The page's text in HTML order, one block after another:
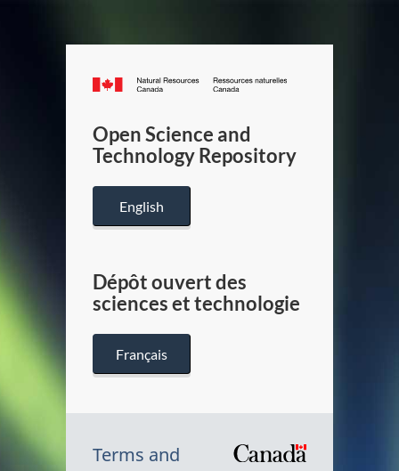
Canada.ca
/
Canada
Open Science and
Technology Repository
English
Dépôt ouvert des
sciences et technologie
Français
Terms and